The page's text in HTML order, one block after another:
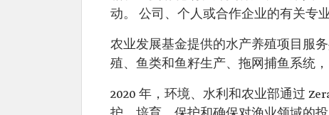
动。 公司、个人或合作企业的有关专
农业发展基金提供的水产养殖项目服
殖、鱼类和鱼籽生产、拖网捕鱼系统，
2020 年，环境、水利和农业部通过